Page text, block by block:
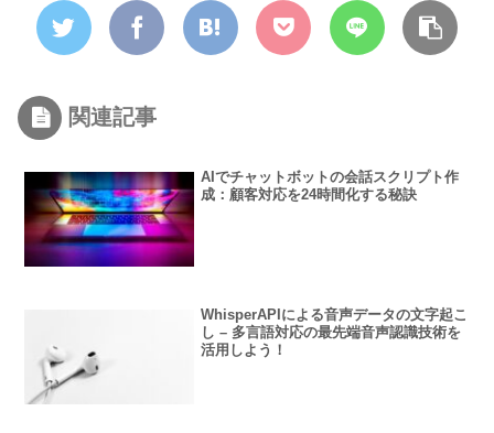
関連記事
AIでチャットボットの会話スクリプト作
成：顧客対応を24時間化する秘訣
WhisperAPIによる音声データの文字起こ
し – 多言語対応の最先端音声認識技術を
活用しよう！